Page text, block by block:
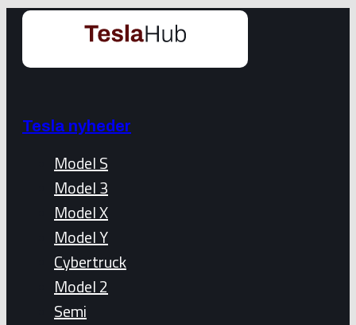
Tesla nyheder
Model S
Model 3
Model X
Model Y
Cybertruck
Model 2
Semi